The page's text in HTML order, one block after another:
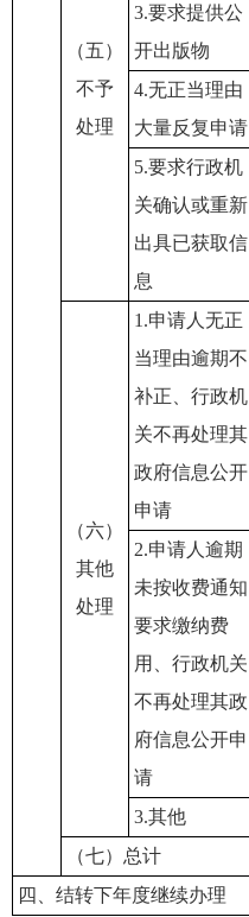
（五）
不予
处理
3.要求提供公
开出版物
4.无正当理由
大量反复申请
5.要求行政机
关确认或重新
出具已获取信
息
（六）
其他
处理
1.申请人无正
当理由逾期不
补正、行政机
关不再处理其
政府信息公开
申请
2.申请人逾期
未按收费通知
要求缴纳费
用、行政机关
不再处理其政
府信息公开申
请
3.其他
（七）总计
四、结转下年度继续办理